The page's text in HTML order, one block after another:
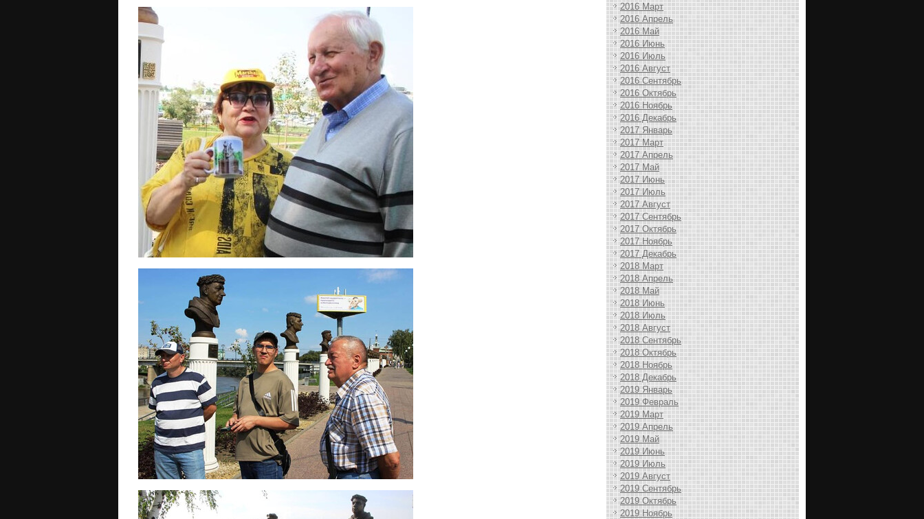
2016 Март
2016 Апрель
2016 Май
2016 Июнь
2016 Июль
2016 Август
2016 Сентябрь
2016 Октябрь
2016 Ноябрь
2016 Декабрь
2017 Январь
2017 Март
2017 Апрель
2017 Май
2017 Июнь
2017 Июль
2017 Август
2017 Сентябрь
2017 Октябрь
2017 Ноябрь
2017 Декабрь
2018 Март
2018 Апрель
2018 Май
2018 Июнь
2018 Июль
2018 Август
2018 Сентябрь
2018 Октябрь
2018 Ноябрь
2018 Декабрь
2019 Январь
2019 Февраль
2019 Март
2019 Апрель
2019 Май
2019 Июнь
2019 Июль
2019 Август
2019 Сентябрь
2019 Октябрь
2019 Ноябрь